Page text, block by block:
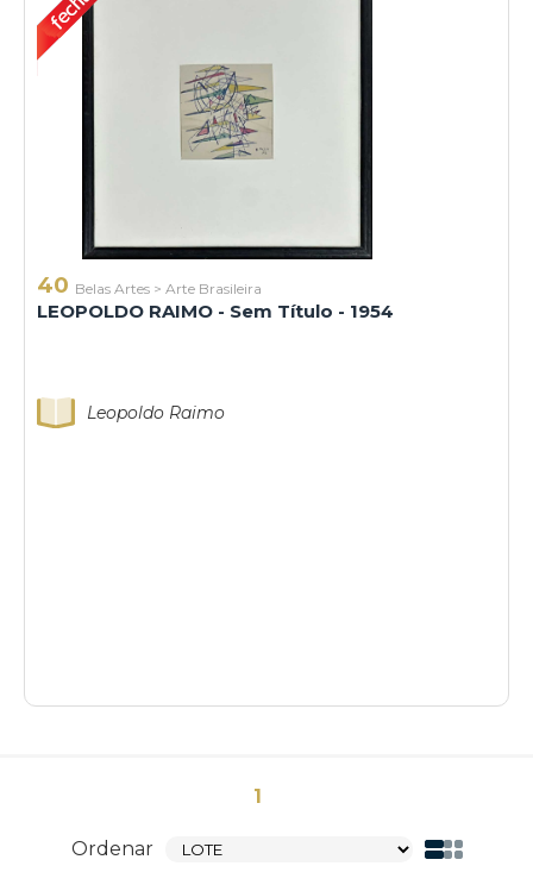
40 Belas Artes > Arte Brasileira
LEOPOLDO RAIMO - Sem Título - 1954
Leopoldo Raimo
1
Ordenar